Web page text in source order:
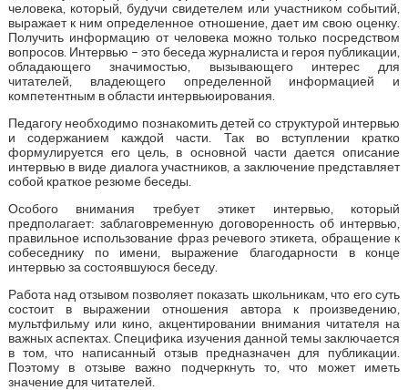
человека, который, будучи свидетелем или участником событий,
выражает к ним определенное отношение, дает им свою оценку.
Получить информацию от человека можно только посредством
вопросов. Интервью – это беседа журналиста и героя публикации,
обладающего значимостью, вызывающего интерес для
читателей, владеющего определенной информацией и
компетентным в области интервьюирования.
Педагогу необходимо познакомить детей со структурой интервью
и содержанием каждой части. Так во вступлении кратко
формулируется его цель, в основной части дается описание
интервью в виде диалога участников, а заключение представляет
собой краткое резюме беседы.
Особого внимания требует этикет интервью, который
предполагает: заблаговременную договоренность об интервью,
правильное использование фраз речевого этикета, обращение к
собеседнику по имени, выражение благодарности в конце
интервью за состоявшуюся беседу.
Работа над отзывом позволяет показать школьникам, что его суть
состоит в выражении отношения автора к произведению,
мультфильму или кино, акцентировании внимания читателя на
важных аспектах. Специфика изучения данной темы заключается
в том, что написанный отзыв предназначен для публикации.
Поэтому в отзыве важно подчеркнуть то, что может иметь
значение для читателей.